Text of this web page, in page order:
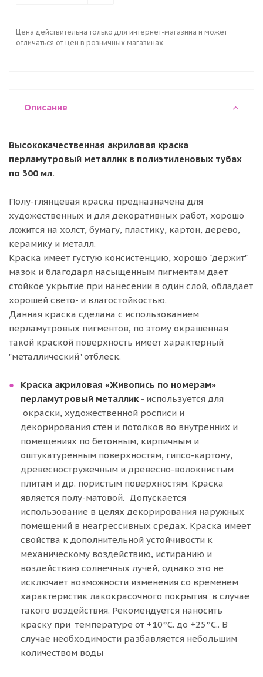
Цена действительна только для интернет-магазина и может
отличаться от цен в розничных магазинах
Описание
Высококачественная акриловая краска
перламутровый металлик в полиэтиленовых тубах
по 300 мл.
Полу-глянцевая краска предназначена для
художественных и для декоративных работ, хорошо
ложится на холст, бумагу, пластику, картон, дерево,
керамику и металл.
Краска имеет густую консистенцию, хорошо "держит"
мазок и благодаря насыщенным пигментам дает
стойкое укрытие при нанесении в один слой, обладает
хорошей свето- и влагостойкостью.
Данная краска сделана с использованием
перламутровых пигментов, по этому окрашенная
такой краской поверхность имеет характерный
"металлический" отблеск.
Краска акриловая «Живопись по номерам»
перламутровый металлик- используется для
окраски, художественной росписи и
декорирования стен и потолков во внутренних и
помещениях по бетонным, кирпичным и
оштукатуренным поверхностям, гипсо-картону,
древесностружечным и древесно-волокнистым
плитам и др. пористым поверхностям. Краска
является полу-матовой. Допускается
использование в целях декорирования наружных
помещений в неагрессивных средах. Краска имеет
свойства к дополнительной устойчивости к
механическому воздействию, истиранию и
воздействию солнечных лучей, однако это не
исключает возможности изменения со временем
характеристик лакокрасочного покрытия в случае
такого воздействия. Рекомендуется наносить
краску при температуре от +10°C. до +25°C.. В
случае необходимости разбавляется небольшим
количеством воды